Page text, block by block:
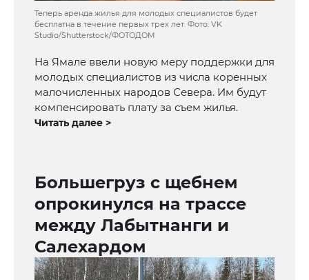
Теперь аренда жилья для молодых специалистов будет
бесплатна в течение первых трех лет. Фото: VK
Studio/Shutterstock/ФОТОДОМ
На Ямале ввели новую меру поддержки для
молодых специалистов из числа коренных
малочисленных народов Севера. Им будут
компенсировать плату за съем жилья.
Читать далее >
Большегруз с щебнем
опрокинулся на трассе
между Лабытнанги и
Салехардом